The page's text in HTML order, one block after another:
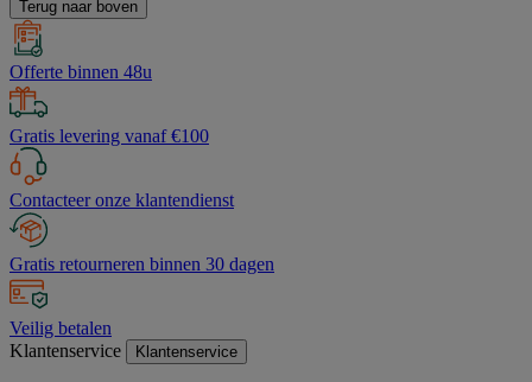
Terug naar boven
Offerte binnen 48u
Gratis levering vanaf €100
Contacteer onze klantendienst
Gratis retourneren binnen 30 dagen
Veilig betalen
Klantenservice
Klantenservice